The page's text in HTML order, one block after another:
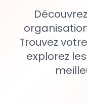
Trouvez
explorez